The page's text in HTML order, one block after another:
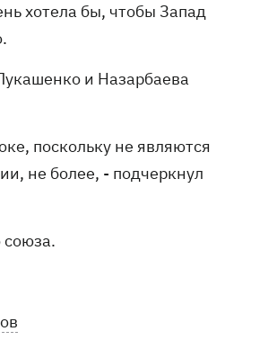
хотела бы, чтобы Запад
и Назарбаева
поскольку не являются
не более, - подчеркнул
союза.